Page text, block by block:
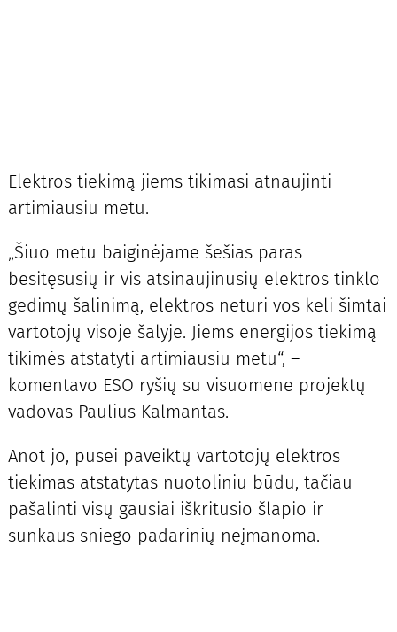
Elektros tiekimą jiems tikimasi atnaujinti
artimiausiu metu.
„Šiuo metu baiginėjame šešias paras
besitęsusių ir vis atsinaujinusių elektros tinklo
gedimų šalinimą, elektros neturi vos keli šimtai
vartotojų visoje šalyje. Jiems energijos tiekimą
tikimės atstatyti artimiausiu metu“, –
komentavo ESO ryšių su visuomene projektų
vadovas Paulius Kalmantas.
Anot jo, pusei paveiktų vartotojų elektros
tiekimas atstatytas nuotoliniu būdu, tačiau
pašalinti visų gausiai iškritusio šlapio ir
sunkaus sniego padarinių neįmanoma.